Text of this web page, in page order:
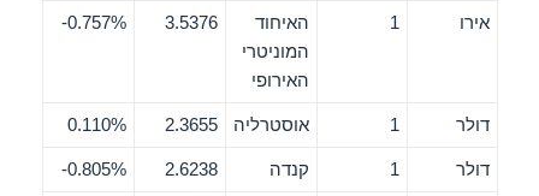
אירו 1
האיחוד
המוניטרי
האירופי
3.5376
0.757%-
דולר 1 אוסטרליה 2.3655
0.110%
דולר 1 קנדה 2.6238
0.805%-